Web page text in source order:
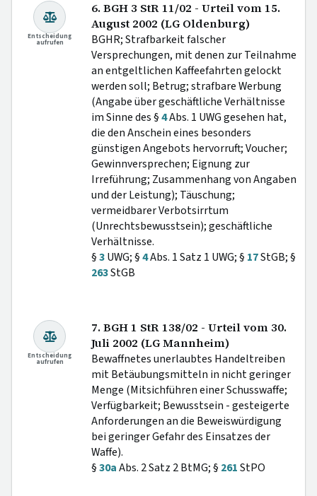
Entscheidung
aufrufen
6. BGH 3 StR 11/02 - Urteil vom 15.
August 2002 (LG Oldenburg)
BGHR; Strafbarkeit falscher
Versprechungen, mit denen zur Teilnahme
an entgeltlichen Kaffeefahrten gelockt
werden soll; Betrug; strafbare Werbung
(Angabe über geschäftliche Verhältnisse
im Sinne des §4Abs. 1 UWG gesehen hat,
die den Anschein eines besonders
günstigen Angebots hervorruft; Voucher;
Gewinnversprechen; Eignung zur
Irreführung; Zusammenhang von Angaben
und der Leistung); Täuschung;
vermeidbarer Verbotsirrtum
(Unrechtsbewusstsein); geschäftliche
Verhältnisse.
§3UWG; §4Abs. 1 Satz 1 UWG; § 17StGB; §
263StGB
Entscheidung
aufrufen
7. BGH 1 StR 138/02 - Urteil vom 30.
Juli 2002 (LG Mannheim)
Bewaffnetes unerlaubtes Handeltreiben
mit Betäubungsmitteln in nicht geringer
Menge (Mitsichführen einer Schusswaffe;
Verfügbarkeit; Bewusstsein - gesteigerte
Anforderungen an die Beweiswürdigung
bei geringer Gefahr des Einsatzes der
Waffe).
§30aAbs. 2 Satz 2 BtMG; § 261StPO